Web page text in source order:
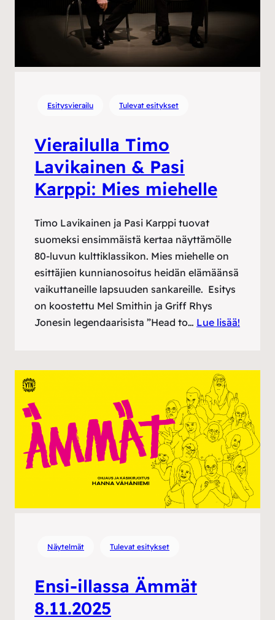
Esitysvierailu Tulevat esitykset
Vierailulla Timo
Lavikainen & Pasi
Karppi: Mies miehelle
Timo Lavikainen ja Pasi Karppi tuovat
suomeksi ensimmäistä kertaa näyttämölle
80-luvun kulttiklassikon. Mies miehelle on
esittäjien kunnianosoitus heidän elämäänsä
vaikuttaneille lapsuuden sankareille. Esitys
on koostettu Mel Smithin ja Griff Rhys
Jonesin legendaarisista ”Head to… Lue lisää!
Näytelmät Tulevat esitykset
Ensi-illassa Ämmät
8.11.2025